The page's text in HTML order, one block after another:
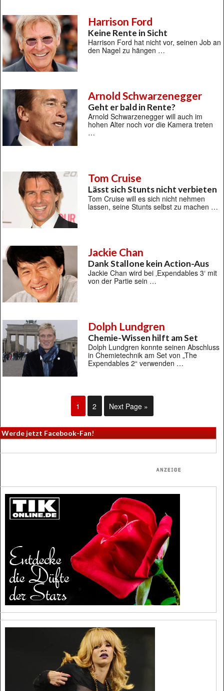
Harrison Ford
Keine Rente in Sicht
Harrison Ford hat nicht vor, seinen Job an
den Nagel zu hängen …
Arnold Schwarzenegger
Geht er bald in Rente?
Arnold Schwarzenegger will auch im
hohen Alter noch vor die Kamera treten
…
Tom Cruise
Lässt sich Stunts nicht verbieten
Tom Cruise will es sich nicht nehmen
lassen, seine Stunts selbst zu machen …
Jackie Chan
Dank Stallone kein Action-Aus
Jackie Chan wird bei ‚Expendables 3‘ mit
von der Partie sein …
Dolph Lundgren
Chemie-Wissen hilft am Set
Dolph Lundgren konnte seinen Abschluss
in Chemietechnik am Set von „The
Expendables 2“ verwenden …
1 2 Next Page »
Werde jetzt Facebook-Fan!